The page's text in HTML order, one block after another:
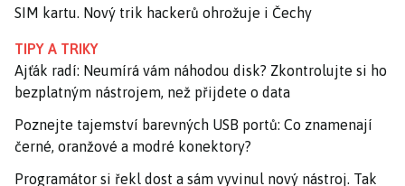
SIM kartu. Nový trik hackerů ohrožuje i Čechy
TIPY A TRIKY
Ajťák radí: Neumírá vám náhodou disk? Zkontrolujte si ho
bezplatným nástrojem, než přijdete o data
Poznejte tajemství barevných USB portů: Co znamenají
černé, oranžové a modré konektory?
Programátor si řekl dost a sám vyvinul nový nástroj. Tak